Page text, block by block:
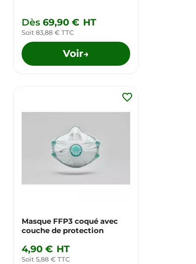
Dès 69,90 € HT
Soit 83,88 € TTC
Voir→
Masque FFP3 coqué avec
couche de protection
4,90 € HT
Soit 5,88 € TTC
favorite_border